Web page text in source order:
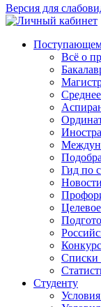
Версия для
Всё о
Гид по
Списки
Студенту